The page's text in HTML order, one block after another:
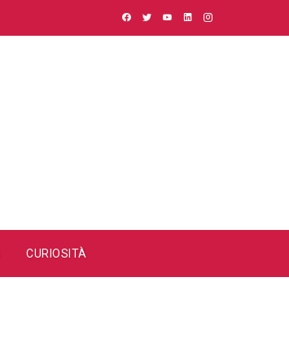
CURIOSITÀ